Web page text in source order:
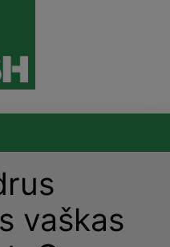
vaškas